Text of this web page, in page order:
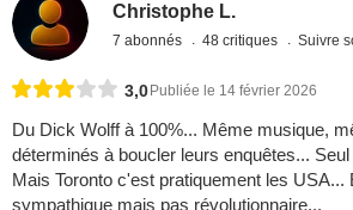
Christophe L.
7 abonnés 48 critiques Suivre
3,0Publiée le 14 février 2026
Du Dick Wolff à 100%... Même musique,
déterminés à boucler leurs enquêtes...
Mais Toronto c'est pratiquement les
sympathique mais pas révolutionnaire...